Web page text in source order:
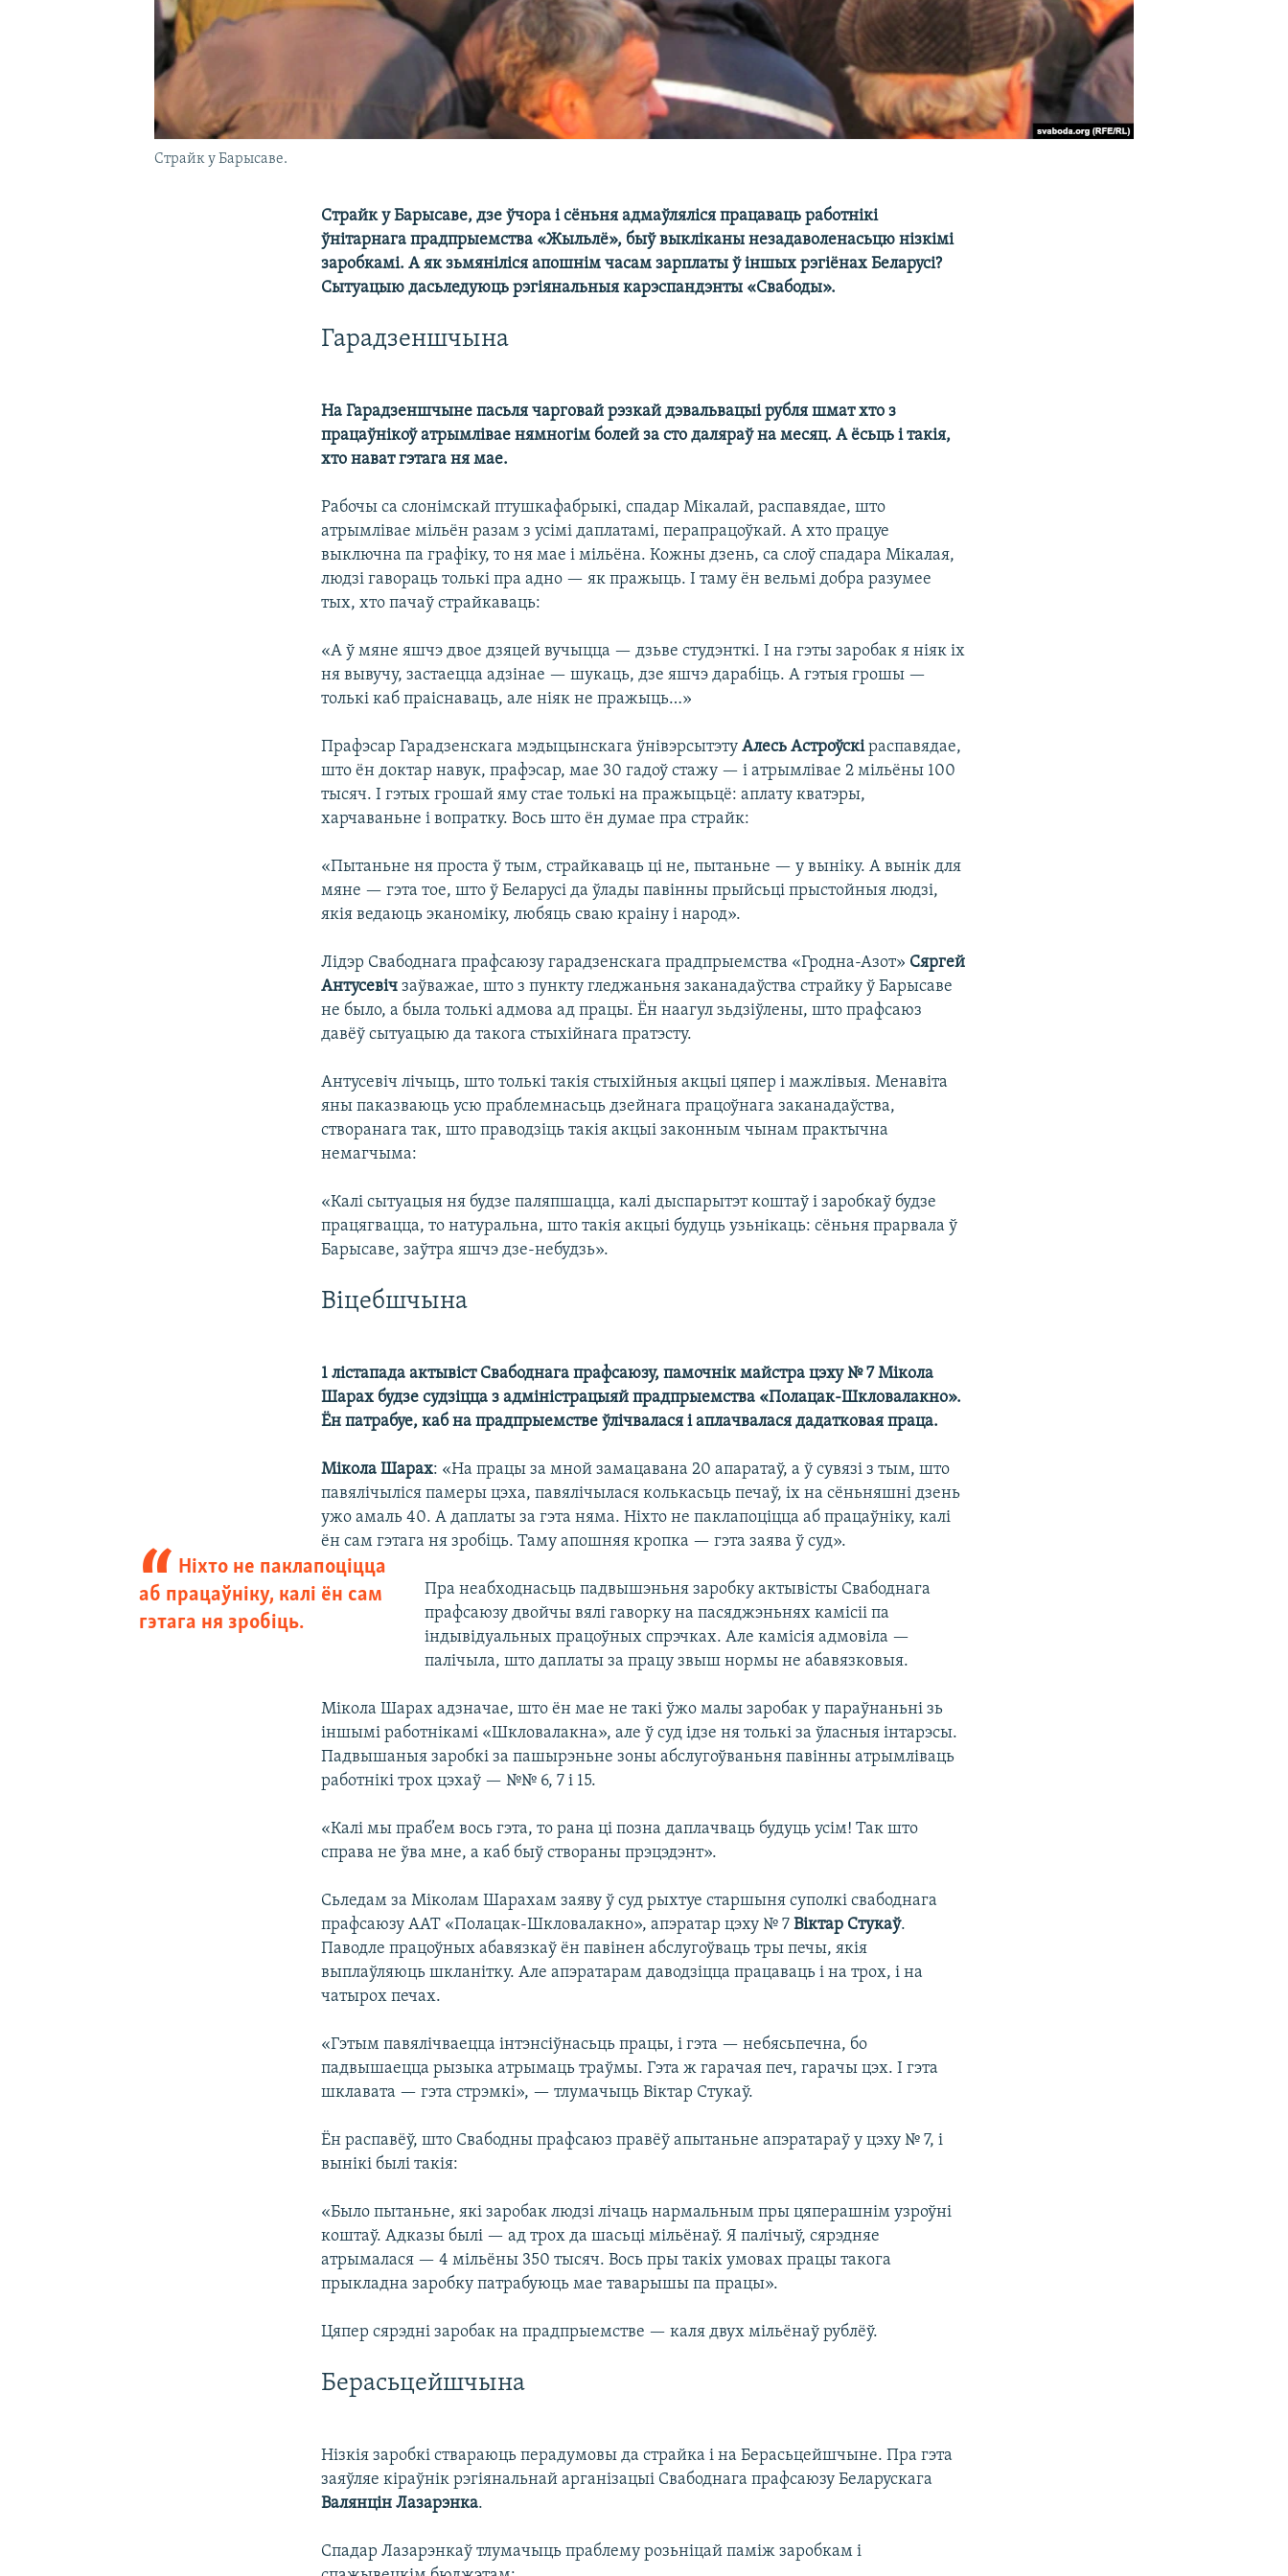
Страйк у Барысаве.
Страйк у Барысаве, дзе ўчора і сёньня адмаўляліся працаваць работнікі
ўнітарнага прадпрыемства «Жыльлё», быў выкліканы незадаволенасьцю нізкімі
заробкамі. А як зьмяніліся апошнім часам зарплаты ў іншых рэгіёнах Беларусі?
Сытуацыю дасьледуюць рэгіянальныя карэспандэнты «Свабоды».
Гарадзеншчына
На Гарадзеншчыне пасьля чарговай рэзкай дэвальвацыі рубля шмат хто з
працаўнікоў атрымлівае нямногім болей за сто даляраў на месяц. А ёсьць і такія,
хто нават гэтага ня мае.
Рабочы са слонімскай птушкафабрыкі, спадар Мікалай, распавядае, што
атрымлівае мільён разам з усімі даплатамі, перапрацоўкай. А хто працуе
выключна па графіку, то ня мае і мільёна. Кожны дзень, са слоў спадара Мікалая,
людзі гавораць толькі пра адно — як пражыць. І таму ён вельмі добра разумее
тых, хто пачаў страйкаваць:
«А ў мяне яшчэ двое дзяцей вучыцца — дзьве студэнткі. І на гэты заробак я ніяк іх
ня вывучу, застаецца адзінае — шукаць, дзе яшчэ дарабіць. А гэтыя грошы —
толькі каб праіснаваць, але ніяк не пражыць…»
Прафэсар Гарадзенскага мэдыцынскага ўнівэрсытэтуАлесь Астроўскіраспавядае,
што ён доктар навук, прафэсар, мае 30 гадоў стажу — і атрымлівае 2 мільёны 100
тысяч. І гэтых грошай яму стае толькі на пражыцьцё: аплату кватэры,
харчаваньне і вопратку. Вось што ён думае пра страйк:
«Пытаньне ня проста ў тым, страйкаваць ці не, пытаньне — у выніку. А вынік для
мяне — гэта тое, што ў Беларусі да ўлады павінны прыйсьці прыстойныя людзі,
якія ведаюць эканоміку, любяць сваю краіну і народ».
Лідэр Свабоднага прафсаюзу гарадзенскага прадпрыемства «Гродна-Азот» Сяргей
Антусевіч заўважае, што з пункту гледжаньня заканадаўства страйку ў Барысаве
не было, а была толькі адмова ад працы. Ён наагул зьдзіўлены, што прафсаюз
давёў сытуацыю да такога стыхійнага пратэсту.
Антусевіч лічыць, што толькі такія стыхійныя акцыі цяпер і мажлівыя. Менавіта
яны паказваюць усю праблемнасьць дзейнага працоўнага заканадаўства,
створанага так, што праводзіць такія акцыі законным чынам практычна
немагчыма:
«Калі сытуацыя ня будзе паляпшацца, калі дыспарытэт коштаў і заробкаў будзе
працягвацца, то натуральна, што такія акцыі будуць узьнікаць: сёньня прарвала ў
Барысаве, заўтра яшчэ дзе-небудзь».
Віцебшчына
1 лістапада актывіст Свабоднага прафсаюзу, памочнік майстра цэху № 7 Мікола
Шарах будзе судзіцца з адміністрацыяй прадпрыемства «Полацак-Шкловалакно».
Ён патрабуе, каб на прадпрыемстве ўлічвалася і аплачвалася дадатковая праца.
Мікола Шарах: «На працы за мной замацавана 20 апаратаў, а ў сувязі з тым, што
павялічыліся памеры цэха, павялічылася колькасьць печаў, іх на сёньняшні дзень
ужо амаль 40. А даплаты за гэта няма. Ніхто не паклапоціцца аб працаўніку, калі
ён сам гэтага ня зробіць. Таму апошняя кропка — гэта заява ў суд».
Ніхто не паклапоціцца
аб працаўніку, калі ён сам
гэтага ня зробіць.
Пра неабходнасьць падвышэньня заробку актывісты Свабоднага
прафсаюзу двойчы вялі гаворку на пасяджэньнях камісіі па
індывідуальных працоўных спрэчках. Але камісія адмовіла —
палічыла, што даплаты за працу звыш нормы не абавязковыя.
Мікола Шарах адзначае, што ён мае не такі ўжо малы заробак у параўнаньні зь
іншымі работнікамі «Шкловалакна», але ў суд ідзе ня толькі за ўласныя інтарэсы.
Падвышаныя заробкі за пашырэньне зоны абслугоўваньня павінны атрымліваць
работнікі трох цэхаў — №№ 6, 7 і 15.
«Калі мы праб’ем вось гэта, то рана ці позна даплачваць будуць усім! Так што
справа не ўва мне, а каб быў створаны прэцэдэнт».
Сьледам за Міколам Шарахам заяву ў суд рыхтуе старшыня суполкі свабоднага
прафсаюзу ААТ «Полацак-Шкловалакно», апэратар цэху № 7Віктар Стукаў.
Паводле працоўных абавязкаў ён павінен абслугоўваць тры печы, якія
выплаўляюць шкланітку. Але апэратарам даводзіцца працаваць і на трох, і на
чатырох печах.
«Гэтым павялічваецца інтэнсіўнасьць працы, і гэта — небясьпечна, бо
падвышаецца рызыка атрымаць траўмы. Гэта ж гарачая печ, гарачы цэх. І гэта
шклавата — гэта стрэмкі», — тлумачыць Віктар Стукаў.
Ён распавёў, што Свабодны прафсаюз правёў апытаньне апэратараў у цэху № 7, і
вынікі былі такія:
«Было пытаньне, які заробак людзі лічаць нармальным пры цяперашнім узроўні
коштаў. Адказы былі — ад трох да шасьці мільёнаў. Я палічыў, сярэдняе
атрымалася — 4 мільёны 350 тысяч. Вось пры такіх умовах працы такога
прыкладна заробку патрабуюць мае таварышы па працы».
Цяпер сярэдні заробак на прадпрыемстве — каля двух мільёнаў рублёў.
Берасьцейшчына
Нізкія заробкі ствараюць перадумовы да страйка і на Берасьцейшчыне. Пра гэта
заяўляе кіраўнік рэгіянальнай арганізацыі Свабоднага прафсаюзу Беларускага
Валянцін Лазарэнка.
Спадар Лазарэнкаў тлумачыць праблему розьніцай паміж заробкам і